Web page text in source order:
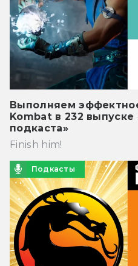
Выполняем
Kombat в 232
подкаста»
Finish him!
Подкасты